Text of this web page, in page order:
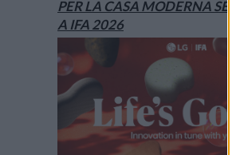
PER LA CASA MODERNA
A IFA 2026